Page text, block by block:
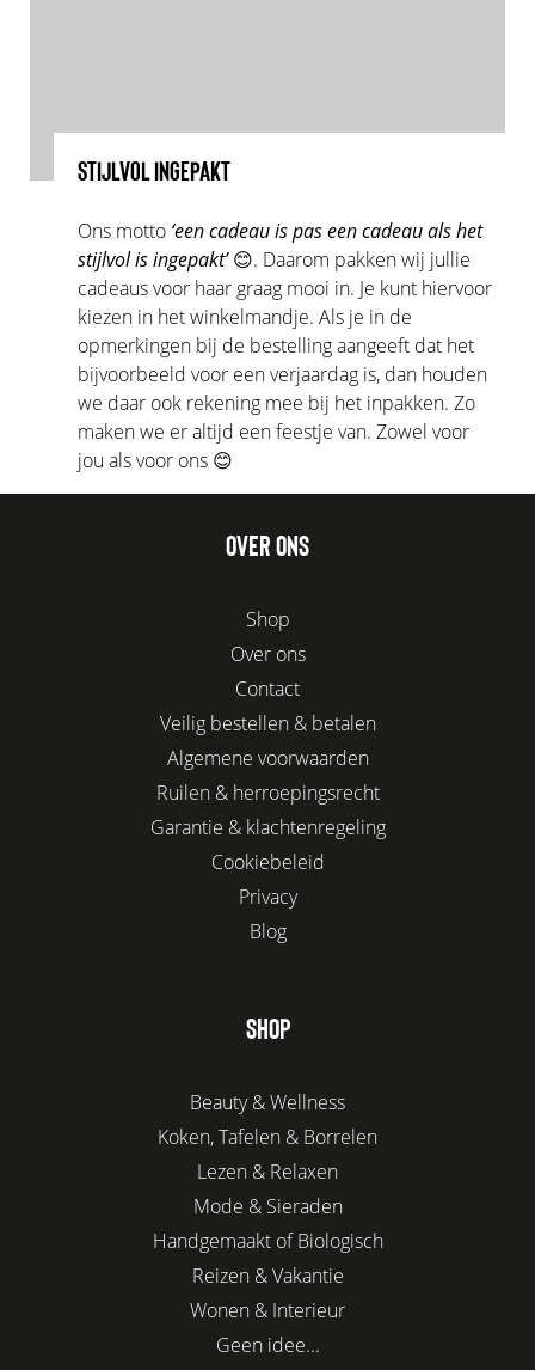
STIJLVOL INGEPAKT
Ons motto ‘een cadeau is pas een cadeau als het
stijlvol is ingepakt’😊. Daarom pakken wij jullie
cadeaus voor haar graag mooi in. Je kunt hiervoor
kiezen in het winkelmandje. Als je in de
opmerkingen bij de bestelling aangeeft dat het
bijvoorbeeld voor een verjaardag is, dan houden
we daar ook rekening mee bij het inpakken. Zo
maken we er altijd een feestje van. Zowel voor
jou als voor ons 😊
OVER ONS
Shop
Over ons
Contact
Veilig bestellen & betalen
Algemene voorwaarden
Ruilen & herroepingsrecht
Garantie & klachtenregeling
Cookiebeleid
Privacy
Blog
SHOP
Beauty & Wellness
Koken, Tafelen & Borrelen
Lezen & Relaxen
Mode & Sieraden
Handgemaakt of Biologisch
Reizen & Vakantie
Wonen & Interieur
Geen idee...